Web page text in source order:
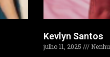
Kevlyn Santos
julho 11, 2025